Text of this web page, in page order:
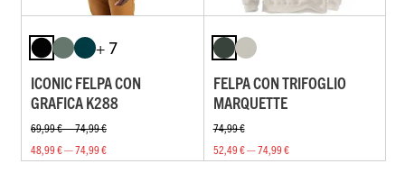
+ 7
ICONIC FELPA CON
GRAFICA K288
69,99 € — 74,99 €
48,99 € — 74,99 €
FELPA CON TRIFOGLIO
MARQUETTE
74,99 €
52,49 € — 74,99 €